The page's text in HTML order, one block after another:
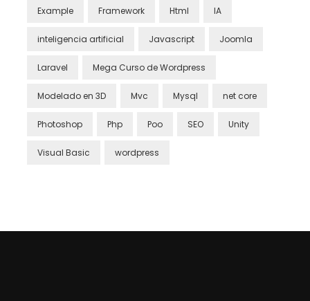
Example Framework Html IA
inteligencia artificial Javascript Joomla
Laravel Mega Curso de Wordpress
Modelado en 3D Mvc Mysql net core
Photoshop Php Poo SEO Unity
Visual Basic wordpress